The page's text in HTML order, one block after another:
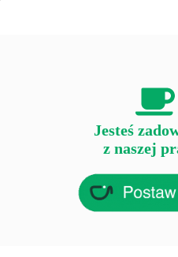
Jesteś
z naszej